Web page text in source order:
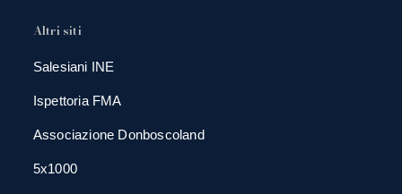
Altri siti
Salesiani INE
Ispettoria FMA
Associazione Donboscoland
5x1000